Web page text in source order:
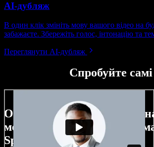
AI-дубляж
В один клік змініть мову вашого відео на
забажаєте. Збережіть голос, інтонацію та
Переглянути AI-дубляж
Спробуйте самі
Ось лише невелика
можливостей, які ви
Speechify Studio.